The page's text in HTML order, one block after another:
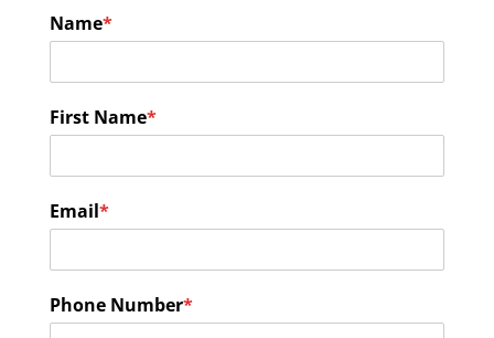
Name*
First Name*
Email*
Phone Number*